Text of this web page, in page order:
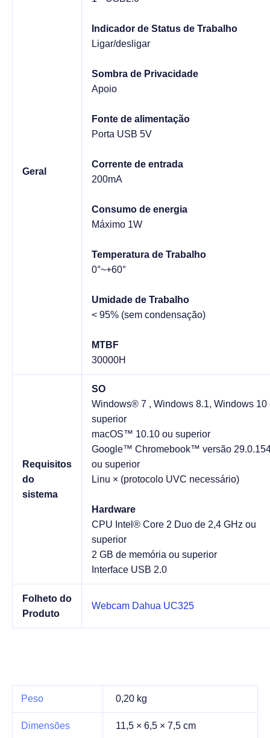
Geral
Indicador de Status de Trabalho
Ligar/desligar
Sombra de Privacidade
Apoio
Fonte de alimentação
Porta USB 5V
Corrente de entrada
200mA
Consumo de energia
Máximo 1W
Temperatura de Trabalho
0°~+60°
Umidade de Trabalho
< 95% (sem condensação)
MTBF
30000H
Requisitos
do
sistema
SO
Windows® 7 , Windows 8.1, Windows 10
superior
macOS™ 10.10 ou superior
Google™ Chromebook™ versão
ou superior
Linu × (protocolo UVC necessário)
Hardware
CPU Intel® Core 2 Duo de 2,4 GHz ou
superior
2 GB de memória ou superior
Interface USB 2.0
Folheto do
Produto
Webcam Dahua UC325
Peso 0,20 kg
Dimensões 11,5 × 6,5 × 7,5 cm